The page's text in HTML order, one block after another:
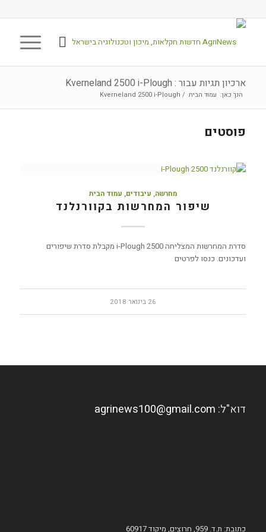
ארכיון תגיות עבור : Kverneland 2500 i-Plough
הנך כאן: עמוד הבית /
Kverneland 2500 i-Plough
פוסטים
מחרשה, עיבודים, עמוד הבית
שיפור המחרשות בקוורנלנד
סדרת המחרשות המצליחה 2500 i-Plough מקבלת סדרת שיפורים
ועדכונים. כנסו לפרטים
26 בינואר 2018
דוא"ל: agrinews100@gmail.com
כתובת: ת.ד. 959, חרוצים, מיקוד 60917